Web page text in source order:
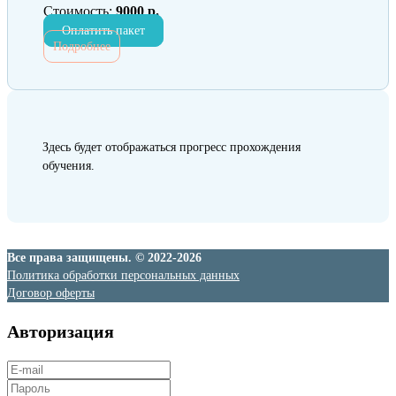
Стоимость: 9000 р.
Оплатить пакет
Подробнее
Здесь будет отображаться прогресс прохождения
обучения.
Все права защищены. © 2022-2026
Политика обработки персональных данных
Договор оферты
Авторизация